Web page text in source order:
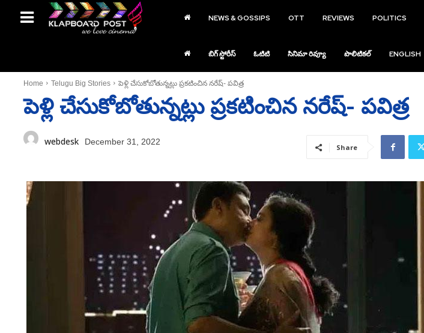
NEWS & GOSSIPS OTT REVIEWS POLITICS
బిగ్ స్టోరీస్ ఓటిటి సినిమా రివ్యూ పొలిటికల్ ENGLISH
Home Telugu Big Stories పెళ్లి చేసుకోబోతున్నట్లు ప్రకటించిన నరేష్‌- పవిత్ర
పెళ్లి చేసుకోబోతున్నట్లు ప్రకటించిన నరేష్‌- పవిత్ర
webdesk December 31, 2022
Share